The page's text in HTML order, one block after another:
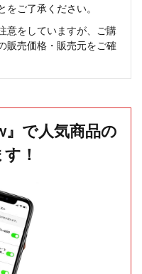
ご了承ください。
意をしていますが、ご購
販売価格・販売元をご確
で人気商品の
！